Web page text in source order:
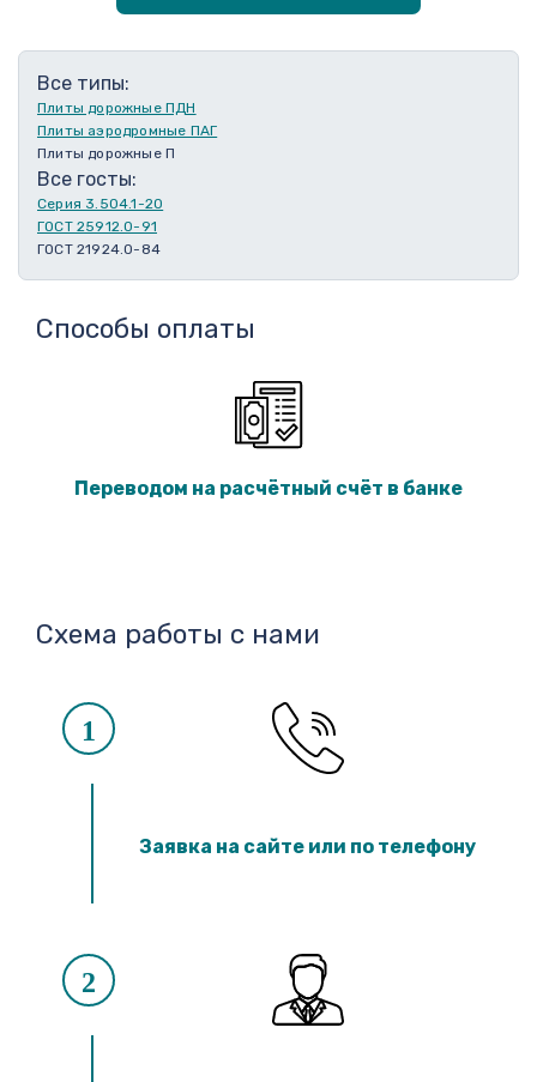
Все типы:
Плиты дорожные ПДН
Плиты аэродромные ПАГ
Плиты дорожные П
Все госты:
Серия 3.504.1-20
ГОСТ 25912.0-91
ГОСТ 21924.0-84
Способы оплаты
Переводом на расчётный счёт в банке
Схема работы с нами
1
Заявка на сайте или по телефону
2